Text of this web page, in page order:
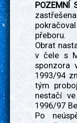
POZEMNÍ
přeboru.
Obrat
v čele s
sponzora
1993/94
tým
nestačí
1996/97
Po